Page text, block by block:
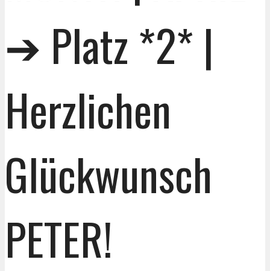
➔ Platz *2* |
Herzlichen
Glückwunsch
PETER!